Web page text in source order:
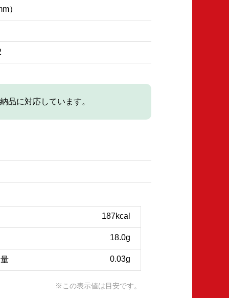
）
品に対応しています。
187kcal
18.0g
0.03g
※この表示値は目安です。